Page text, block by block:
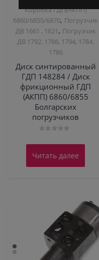
Коробка ГДП(АКПП)
6860/6855/6870, Погрузчик
ДВ 1661 , 1621, Погрузчик
ДВ 1792, 1788, 1794, 1784,
1786
Диск синтированный
ГДП 148284 / Диск
фрикционный ГДП
(АКПП) 6860/6855
Болгарских
погрузчиков
0
5
Читать далее